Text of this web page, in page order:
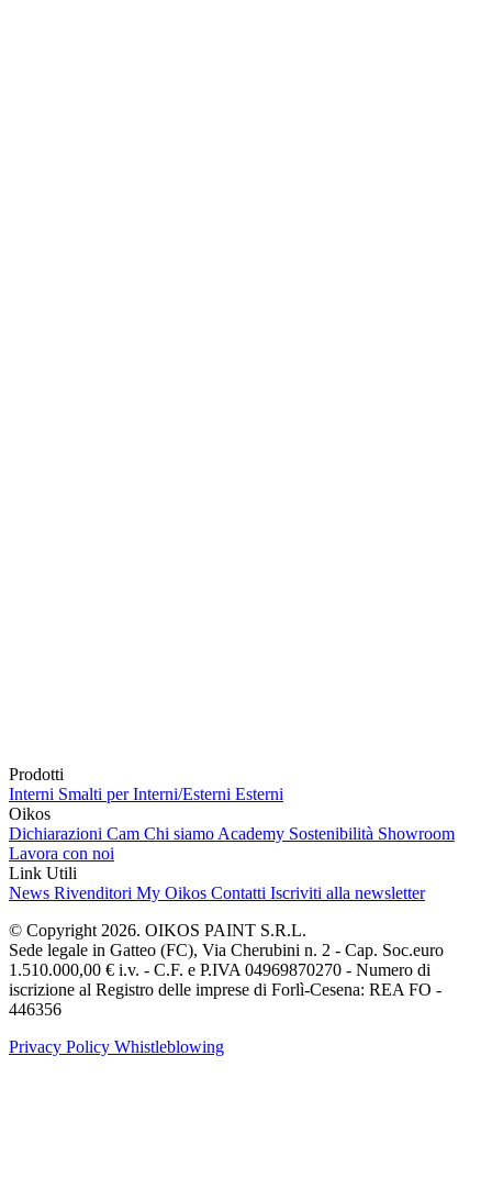
Prodotti
Interni Smalti per Interni/Esterni Esterni
Oikos
Dichiarazioni Cam Chi siamo Academy Sostenibilità Showroom
Lavora con noi
Link Utili
News Rivenditori My Oikos Contatti Iscriviti alla newsletter
© Copyright 2026. OIKOS PAINT S.R.L.
Sede legale in Gatteo (FC), Via Cherubini n. 2 - Cap. Soc.euro
1.510.000,00 € i.v. - C.F. e P.IVA 04969870270 - Numero di
iscrizione al Registro delle imprese di Forlì-Cesena: REA FO -
446356
Privacy Policy Whistleblowing